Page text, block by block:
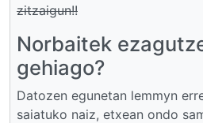
zitzaigun!!
Norbaitek
gehiago?
Datozen egunetan lemmyn
saiatuko naiz, etxean ondo